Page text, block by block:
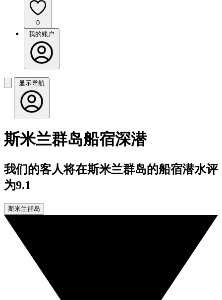
0
我的账户
显示导航
斯米兰群岛船宿深潜
我们的客人将在斯米兰群岛的船宿潜水评
为9.1
斯米兰群岛